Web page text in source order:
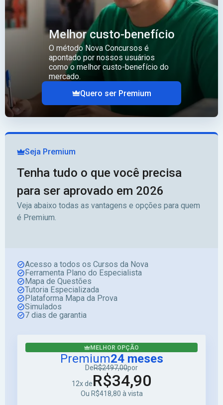
Melhor custo-benefício
O método Nova Concursos é
apontado por nossos usuários
como o melhor custo-benefício do
mercado.
Quero ser Premium
Seja Premium
Tenha tudo o que você precisa
para ser aprovado em 2026
Veja abaixo todas as vantagens e opções para quem
é Premium.
Acesso a todos os Cursos da Nova
Ferramenta Plano do Especialista
Mapa de Questões
Tutoria Especializada
Plataforma Mapa da Prova
Simulados
7 dias de garantia
MELHOR OPÇÃO
Premium24 meses
DeR$2497,00por
12x deR$34,90
Ou R$418,80 à vista